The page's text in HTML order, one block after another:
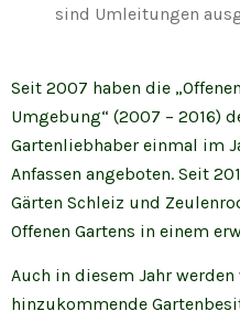
sind Umleitungen
Seit 2007 haben die
Umgebung“ (2007 – 2016)
Gartenliebhaber einmal im
Anfassen angeboten. Seit
Gärten Schleiz und
Offenen Gartens in einem
Auch in diesem Jahr
hinzukommende